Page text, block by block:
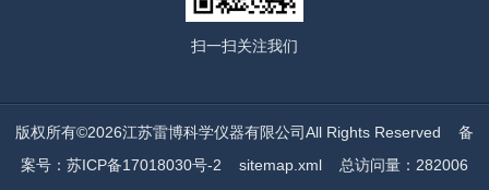
扫一扫关注我们
版权所有©2026江苏雷博科学仪器有限公司All Rights Reserved 备
案号：苏ICP备17018030号-2
sitemap.xml总访问量：282006